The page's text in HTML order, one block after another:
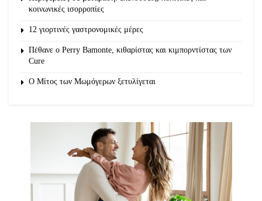
κοινωνικές ισορροπίες
12 γιορτινές γαστρονομικές μέρες
Πέθανε ο Perry Bamonte, κιθαρίστας και κιμπορντίστας των
Cure
O Μίτος των Μωμόγερων ξετυλίγεται